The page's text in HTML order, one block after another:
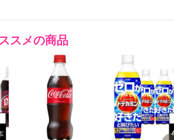
まれております。
、au PAY（auかんたん決済）、ソフトバ
天ペイ、メルペイ、AEON Pay、Amazon
決済のため外部サイトへ遷移します。
とに定められた決済期限日にお支払いを完
。ご了承いただいたうえでお申し込みくだ
スメの商品